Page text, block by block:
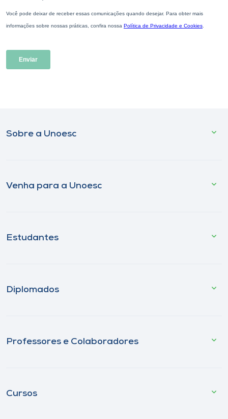
Sobre a Unoesc
Venha para a Unoesc
Estudantes
Diplomados
Professores e Colaboradores
Cursos